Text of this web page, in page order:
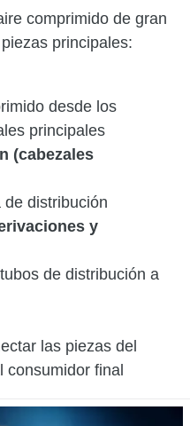
comprimido de gran
principales:
desde los
principales
(cabezales
distribución
y
de distribución a
las piezas del
consumidor final